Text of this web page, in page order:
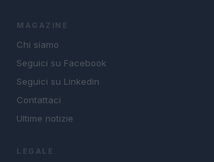
MAGAZINE
Chi siamo
Seguici su Facebook
Seguici su Linkedin
Contattaci
Ultime notizie
LEGALE